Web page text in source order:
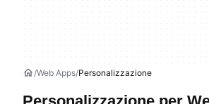
Web Apps Personalizzazione